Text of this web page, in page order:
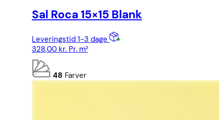
Sal Roca 15×15 Blank
Leveringstid 1-3 dage
328,00 kr. Pr. m²
48 Farver